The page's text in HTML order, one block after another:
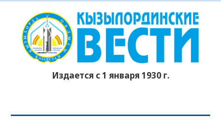
Издается с 1 января 1930 г.